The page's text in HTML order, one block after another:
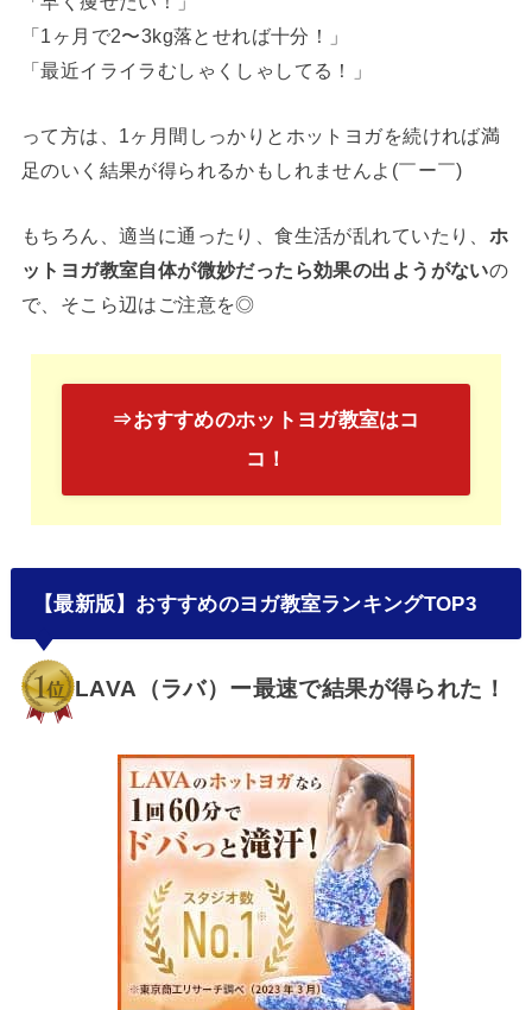
「1ヶ月で2〜3kg落とせれば十分！」
「最近イライラむしゃくしゃしてる！」
って方は、1ヶ月間しっかりとホットヨガを続ければ満
足のいく結果が得られるかもしれませんよ(￣ー￣)
もちろん、適当に通ったり、食生活が乱れていたり、 ホ
ットヨガ教室自体が微妙だったら効果の出ようがないの
で、そこら辺はご注意を◎
⇒おすすめのホットヨガ教室はコ
コ！
【最新版】おすすめのヨガ教室ランキングTOP3
LAVA（ラバ）ー最速で結果が得られた！